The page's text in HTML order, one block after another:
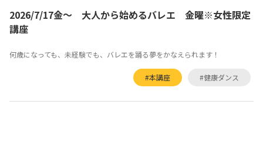
2026/7/17金～ 大人から始めるバレエ 金曜※女性限定
講座
何歳になっても、未経験でも、バレエを踊る夢をかなえられます！
#本講座 #健康ダンス